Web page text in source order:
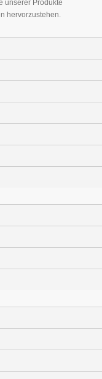
unserer Produkte
hervorzustehen.